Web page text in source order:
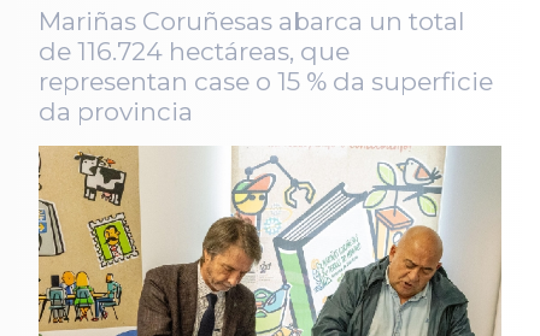
Mariñas Coruñesas abarca un total
de 116.724 hectáreas, que
representan case o 15 % da superficie
da provincia